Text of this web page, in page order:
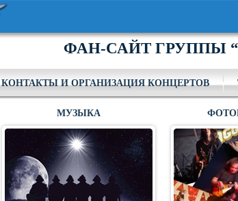
ФАН-САЙТ ГРУППЫ
КОНТАКТЫ И ОРГАНИЗАЦИЯ КОНЦЕРТОВ
МУЗЫКА